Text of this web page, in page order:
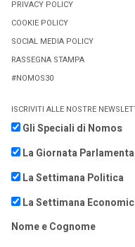
PRIVACY POLICY
COOKIE POLICY
SOCIAL MEDIA POLICY
RASSEGNA STAMPA
#NOMOS30
ISCRIVITI ALLE NOSTRE
Gli Speciali di Nomos
La Giornata
La Settimana Politica
La Settimana
Nome e Cognome